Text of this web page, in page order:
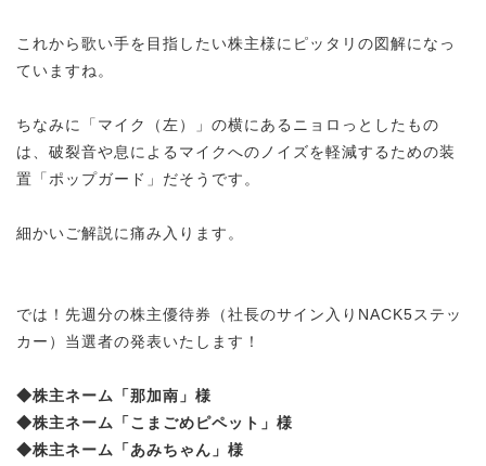
これから歌い手を目指したい株主様にピッタリの図解になっ
ていますね。
ちなみに「マイク（左）」の横にあるニョロっとしたもの
は、 破裂音や息によるマイクへのノイズを軽減するための装
置「ポップガード」だそうです。
細かいご解説に痛み入ります。
では！先週分の株主優待券（社長のサイン入りNACK5ステッ
カー）当選者の発表いたします！
◆株主ネーム「那加南 」様
◆株主ネーム「こまごめピペット 」様
◆株主ネーム「あみちゃん」様